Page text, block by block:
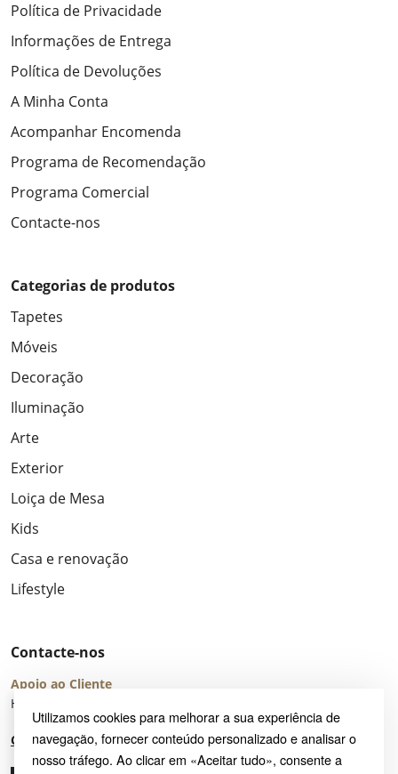
Utilizamos cookies para melhorar a sua experiência de
navegação, fornecer conteúdo personalizado e analisar o
nosso tráfego. Ao clicar em «Aceitar tudo», consente a
Política de Privacidade
Informações de Entrega
Política de Devoluções
A Minha Conta
Acompanhar Encomenda
Programa de Recomendação
Programa Comercial
Contacte-nos
Categorias de produtos
Tapetes
Móveis
Decoração
Iluminação
Arte
Exterior
Loiça de Mesa
Kids
Casa e renovação
Lifestyle
Contacte-nos
Apoio ao Cliente
Horário de Atendimento: seg – sex 8:00 – 16:00 (UTC+2)
Centro de Ajuda